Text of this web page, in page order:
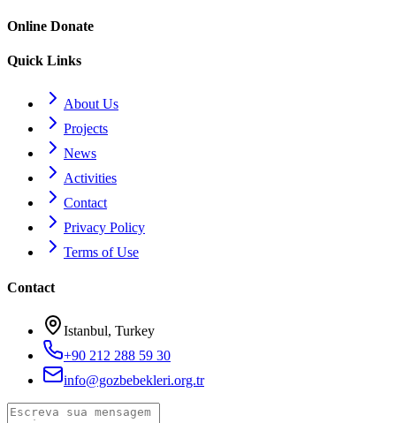
Online Donate
Quick Links
About Us
Projects
News
Activities
Contact
Privacy Policy
Terms of Use
Contact
Istanbul, Turkey
+90 212 288 59 30
info@gozbebekleri.org.tr